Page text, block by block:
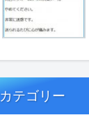
カテゴリー